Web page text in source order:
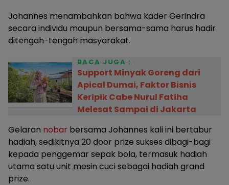
Johannes menambahkan bahwa kader Gerindra
secara individu maupun bersama-sama harus hadir
ditengah-tengah masyarakat.
BACA JUGA :
Support Minyak Goreng dari
Apical Dumai, Faktor Bisnis
Keripik Cabe Nurul Fatiha
Melesat Sampai di Jakarta
Gelaran nobar bersama Johannes kali ini bertabur
hadiah, sedikitnya 20 door prize sukses dibagi-bagi
kepada penggemar sepak bola, termasuk hadiah
utama satu unit mesin cuci sebagai hadiah grand
prize.